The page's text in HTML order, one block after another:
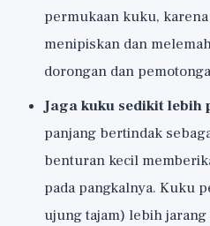
permukaan kuku,
menipiskan dan
dorongan dan
Jaga kuku sedikit lebih
panjang bertindak
benturan kecil
pada pangkalnya. Kuku
ujung tajam) lebih